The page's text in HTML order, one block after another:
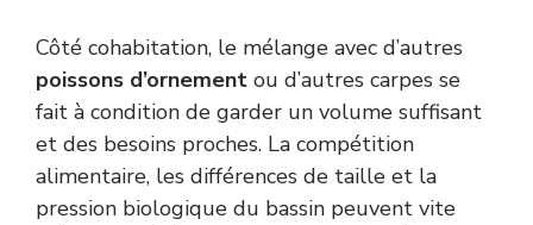
Côté cohabitation, le mélange avec d’autres
poissons d’ornement ou d’autres carpes se
fait à condition de garder un volume suffisant
et des besoins proches. La compétition
alimentaire, les différences de taille et la
pression biologique du bassin peuvent vite